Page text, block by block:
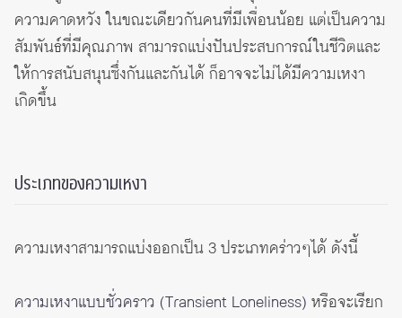
ความคาดหวัง ในขณะเดียวกันคนที่มีเพื่อนน้อย แต่เป็นความ
สัมพันธ์ที่มีคุณภาพ สามารถแบ่งปันประสบการณ์ในชีวิตและ
ให้การสนับสนุนซึ่งกันและกันได้ ก็อาจจะไม่ได้มีความเหงา
เกิดขึ้น
ประเภทของความเหงา
ความเหงาสามารถแบ่งออกเป็น 3 ประเภทคร่าวๆได้ ดังนี้
ความเหงาแบบชั่วคราว (Transient Loneliness) หรือจะเรียก